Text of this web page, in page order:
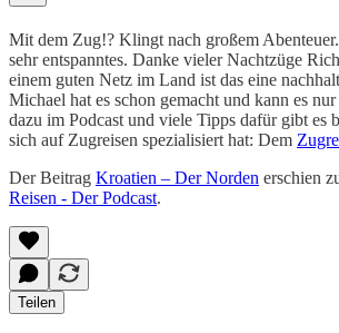
Mit dem Zug!? Klingt nach großem
sehr entspanntes. Danke vieler Nachtzüge
einem guten Netz im Land ist das eine
Michael hat es schon gemacht und kann es
dazu im Podcast und viele Tipps dafür gibt es
sich auf Zugreisen spezialisiert hat: Dem
Der Beitrag Kroatien – Der Norden erschien
Reisen - Der Podcast.
Teilen